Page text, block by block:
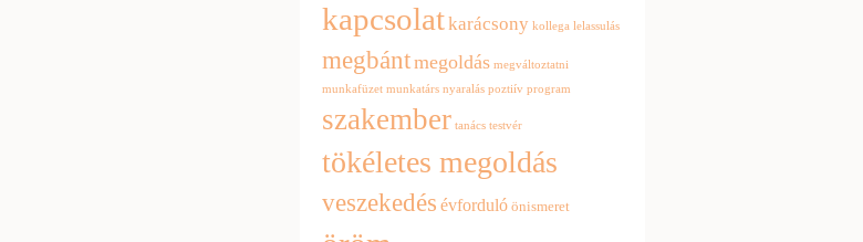
kapcsolatkarácsony kollega lelassulás
megbántmegoldás megváltoztatni
munkafüzet munkatárs nyaralás poztiív program
szakember tanács testvér
tökéletes megoldás
veszekedés évforduló önismeret